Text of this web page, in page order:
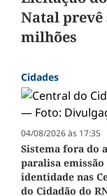
Natal prevê
milhões
Cidades
04/08/2026 às 17:35
Sistema fora do
paralisa emissão
identidade nas
do Cidadão do